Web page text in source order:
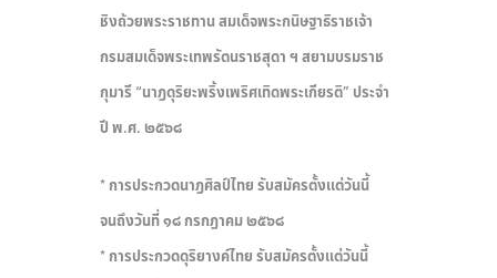
ชิงถ้วยพระราชทาน สมเด็จพระกนิษฐาธิราชเจ้า
กรมสมเด็จพระเทพรัตนราชสุดา ฯ สยามบรมราช
กุมารี “นาฏดุริยะพริ้งเพริศเทิดพระเกียรติ” ประจำ
ปี พ.ศ. ๒๕๖๘
* การประกวดนาฏศิลป์ไทย รับสมัครตั้งแต่วันนี้
จนถึงวันที่ ๑๘ กรกฎาคม ๒๕๖๘
* การประกวดดุริยางค์ไทย รับสมัครตั้งแต่วันนี้